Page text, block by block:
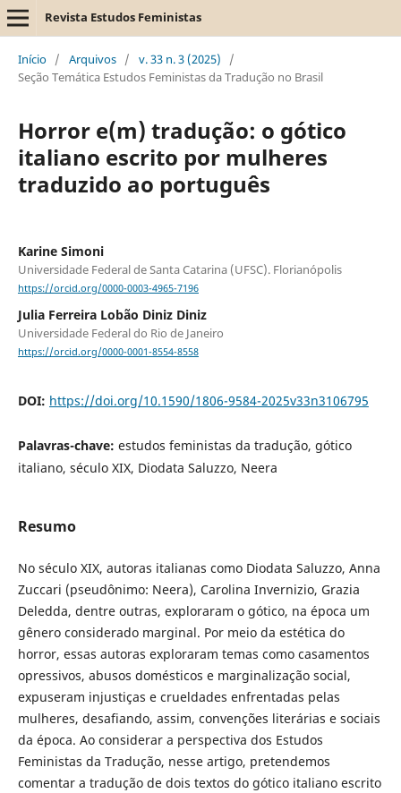
Revista Estudos Feministas
Início / Arquivos / v. 33 n. 3 (2025)
/
Seção Temática Estudos Feministas da Tradução no Brasil
Horror e(m) tradução: o gótico
italiano escrito por mulheres
traduzido ao português
Karine Simoni
Universidade Federal de Santa Catarina (UFSC). Florianópolis
https://orcid.org/0000-0003-4965-7196
Julia Ferreira Lobão Diniz Diniz
Universidade Federal do Rio de Janeiro
https://orcid.org/0000-0001-8554-8558
DOI: https://doi.org/10.1590/1806-9584-2025v33n3106795
Palavras-chave: estudos feministas da tradução, gótico
italiano, século XIX, Diodata Saluzzo, Neera
Resumo
No século XIX, autoras italianas como Diodata Saluzzo, Anna
Zuccari (pseudônimo: Neera), Carolina Invernizio, Grazia
Deledda, dentre outras, exploraram o gótico, na época um
gênero considerado marginal. Por meio da estética do
horror, essas autoras exploraram temas como casamentos
opressivos, abusos domésticos e marginalização social,
expuseram injustiças e crueldades enfrentadas pelas
mulheres, desafiando, assim, convenções literárias e sociais
da época. Ao considerar a perspectiva dos Estudos
Feministas da Tradução, nesse artigo, pretendemos
comentar a tradução de dois textos do gótico italiano escrito